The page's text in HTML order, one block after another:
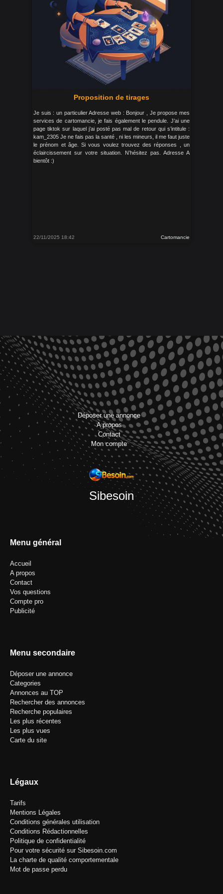
Proposition de tirages
Je suis : un particulier Adresse web : Bonjour , Je propose mes
services de cartomancie, je fais également le pendule. J’ai une
page tiktok sur laquel j’ai posté pas mal de retour qui s’intitule :
kam_2305 Je ne fais pas la santé , ni les mineurs, il me faut juste
le prénom et âge. Si vous voulez trouvez des réponses , un
éclaircissement sur votre situation. N’hésitez pas. Adresse A
bientôt :)
22/11/2025 18:42 Cartomancie
Déposer une annonce
A propos
Contact
Mon compte
Sibesoin
Menu général
Accueil
A propos
Contact
Vos questions
Compte pro
Publicité
Menu secondaire
Déposer une annonce
Categories
Annonces au TOP
Rechercher des annonces
Recherche populaires
Les plus récentes
Les plus vues
Carte du site
Légaux
Tarifs
Mentions Légales
Conditions générales utilisation
Conditions Rédactionnelles
Politique de confidentialité
Pour votre sécurité sur Sibesoin.com
La charte de qualité comportementale
Mot de passe perdu